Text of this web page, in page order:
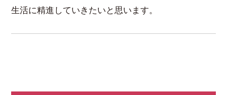
生活に精進していきたいと思います。